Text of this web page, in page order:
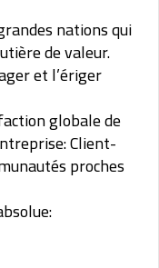
nations qui
de valeur.
et l’ériger
globale de
Client-
proches